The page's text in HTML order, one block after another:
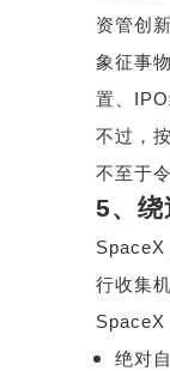
资管创
象征事
置、
IPO
不过，
不至于
5、
SpaceX
行收集
SpaceX
绝对